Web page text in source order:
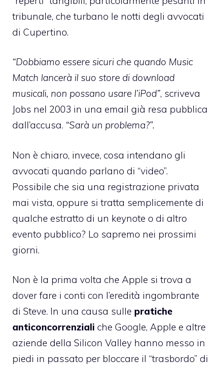
tribunale, che turbano le notti degli avvocati
di Cupertino.
“Dobbiamo essere sicuri che quando Music
Match lancerà il suo store di download
musicali, non possano usare l’iPod”, scriveva
Jobs nel 2003 in una email già resa pubblica
dall’accusa. “Sarà un problema?”.
Non è chiaro, invece, cosa intendano gli
avvocati quando parlano di “video”.
Possibile che sia una registrazione privata
mai vista, oppure si tratta semplicemente di
qualche estratto di un keynote o di altro
evento pubblico? Lo sapremo nei prossimi
giorni.
Non è la prima volta che Apple si trova a
dover fare i conti con l’eredità ingombrante
di Steve. In una causa sulle pratiche
anticoncorrenziali che Google, Apple e altre
aziende della Silicon Valley hanno messo in
piedi in passato per bloccare il “trasbordo” di